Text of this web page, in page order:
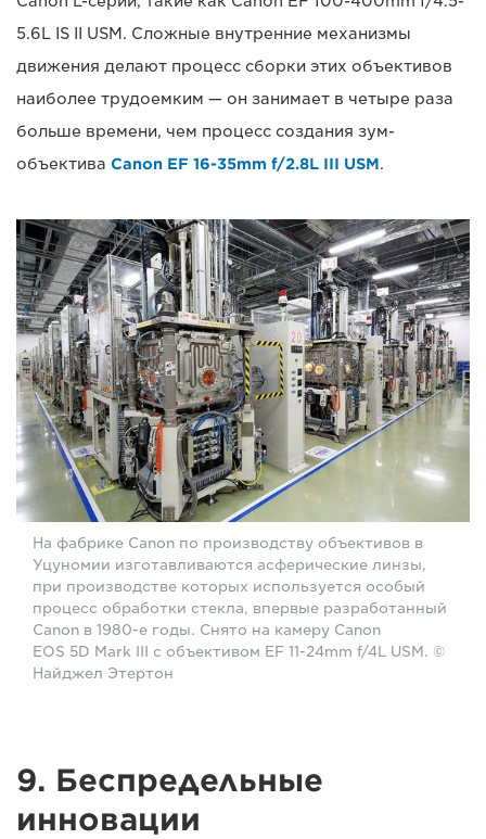
5.6L IS II USM. Сложные внутренние механизмы
движения делают процесс сборки этих объективов
наиболее трудоемким — он занимает в четыре раза
больше времени, чем процесс создания зум-
объектива Canon EF 16-35mm f/2.8L III USM.
На фабрике Canon по производству объективов в
Уцуномии изготавливаются асферические линзы,
при производстве которых используется особый
процесс обработки стекла, впервые разработанный
Canon в 1980-е годы. Снято на камеру Canon
EOS 5D Mark III с объективом EF 11-24mm f/4L USM. ©
Найджел Этертон
9. Беспредельные
инновации